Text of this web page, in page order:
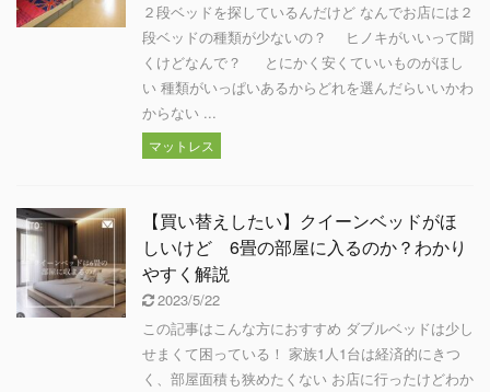
２段ベッドを探しているんだけど なんでお店には２
段ベッドの種類が少ないの？ ヒノキがいいって聞
くけどなんで？ とにかく安くていいものがほし
い 種類がいっぱいあるからどれを選んだらいいかわ
からない ...
マットレス
【買い替えしたい】クイーンベッドがほ
しいけど 6畳の部屋に入るのか？わかり
やすく解説
2023/5/22
この記事はこんな方におすすめ ダブルベッドは少し
せまくて困っている！ 家族1人1台は経済的にきつ
く、部屋面積も狭めたくない お店に行ったけどわか